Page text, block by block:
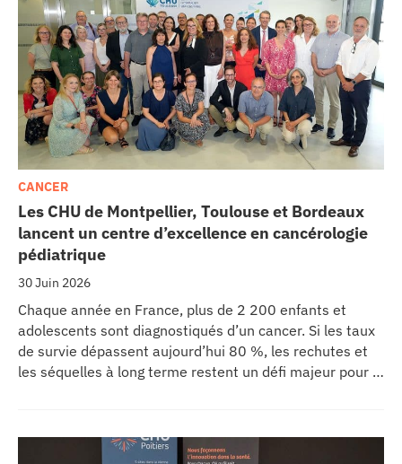
Les CHU de Montpellier, Toulouse et Bordeaux
lancent un centre d’excellence en cancérologie
pédiatrique
30 Juin 2026
CANCER
Chaque année en France, plus de 2 200 enfants et
adolescents sont diagnostiqués d’un cancer. Si les taux
de survie dépassent aujourd’hui 80 %, les rechutes et
les séquelles à long terme restent un défi majeur pour la
l’Oncopole Claudius Regaud et de leurs partenaires,
lancent CIRCLE, un centre de recherche d’excellence